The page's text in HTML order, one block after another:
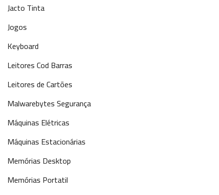
Jacto Tinta
Jogos
Keyboard
Leitores Cod Barras
Leitores de Cartões
Malwarebytes Segurança
Máquinas Elétricas
Máquinas Estacionárias
Memórias Desktop
Memórias Portatil